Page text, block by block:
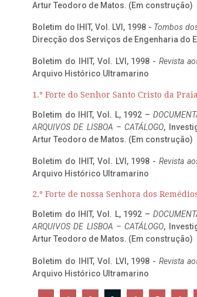
Artur Teodoro de Matos. (Em construção)
Boletim do IHIT, Vol. LVI, 1998 - Tombos
Direcção dos Serviços de Engenharia do
Boletim do IHIT, Vol. LVI, 1998 -Revista
Arquivo Histórico Ultramarino
1.º Forte do Senhor Santo Cristo da
Boletim do IHIT, Vol. L, 1992 –
ARQUIVOS DE LISBOA – CATÁLOGO,
Artur Teodoro de Matos. (Em construção)
Boletim do IHIT, Vol. LVI, 1998 -Revista
Arquivo Histórico Ultramarino
2.º Forte de nossa Senhora dos
Boletim do IHIT, Vol. L, 1992 –
ARQUIVOS DE LISBOA – CATÁLOGO,
Artur Teodoro de Matos. (Em construção)
Boletim do IHIT, Vol. LVI, 1998 -Revista
Arquivo Histórico Ultramarino